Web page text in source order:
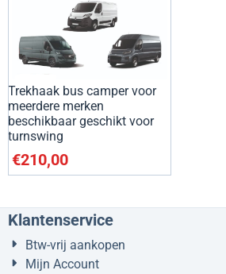
Trekhaak bus camper voor
meerdere merken
beschikbaar geschikt voor
turnswing
€210,00
Klantenservice
Btw-vrij aankopen
Mijn Account